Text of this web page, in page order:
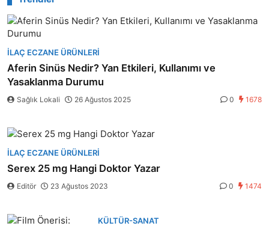
İLAÇ ECZANE ÜRÜNLERI
Aferin Sinüs Nedir? Yan Etkileri, Kullanımı ve
Yasaklanma Durumu
Sağlık Lokali 26 Ağustos 2025 0 1678
İLAÇ ECZANE ÜRÜNLERI
Serex 25 mg Hangi Doktor Yazar
Editör 23 Ağustos 2023 0 1474
KÜLTÜR-SANAT